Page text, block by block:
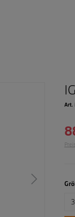
Art.